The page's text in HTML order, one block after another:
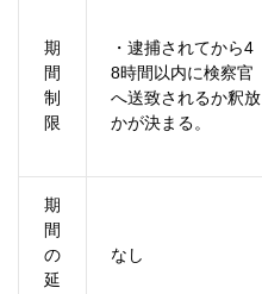
期
間
制
限
・逮捕されてから4
8時間以内に検察官
へ送致されるか釈放
かが決まる。
期
間
の
延
なし